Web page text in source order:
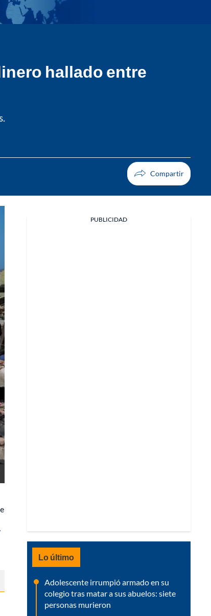
hallado entre
PUBLICIDAD
Lo último
Adolescente irrumpió armado en su
colegio tras matar a sus abuelos: siete
personas murieron